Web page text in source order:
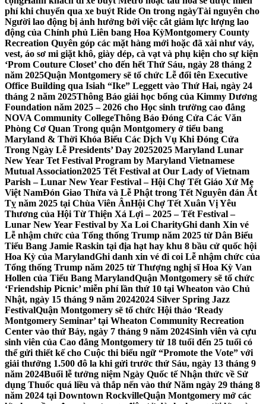
phí khi chuyển qua xe buýt Ride On trong ngàyTài nguyên cho
Người lao động bị ảnh hưởng bởi việc cắt giảm lực lượng lao
động của Chính phủ Liên bang Hoa KỳMontgomery County
Recreation Quyên góp các mặt hàng mới hoặc đã xài như váy,
vest, áo sơ mi giặt khô, giày dép, cà vạt và phụ kiện cho sự kiện
‘Prom Couture Closet’ cho đến hết Thứ Sáu, ngày 28 tháng 2
năm 2025Quận Montgomery sẽ tổ chức Lễ đổi tên Executive
Office Building qua Isiah “Ike” Leggett vào Thứ Hai, ngày 24
tháng 2 năm 2025Thông Báo giải học bổng của Kimmy Dương
Foundation năm 2025 – 2026 cho Học sinh trường cao đẳng
NOVA Community CollegeThông Báo Đóng Cửa Các Văn
Phòng Cơ Quan Trong quận Montgomery ở tiểu bang
Maryland & Thời Khóa Biểu Các Dịch Vụ Khi Đóng Cửa
Trong Ngày Lễ Presidents’ Day 20252025 Maryland Lunar
New Year Tet Festival Program by Maryland Vietnamese
Mutual Association2025 Tết Festival at Our Lady of Vietnam
Parish – Lunar New Year Festival – Hội Chợ Tết Giáo Xứ Mẹ
Việt NamĐón Giao Thừa và Lễ Phật trong Tết Nguyên đán Ất
Tỵ năm 2025 tại Chùa Viên ÂnHội Chợ Tết Xuân Vị Yêu
Thương của Hội Từ Thiện Xá Lợi – 2025 – Tết Festival –
Lunar New Year Festival by Xa Loi CharityGhi danh Xin vé
Lễ nhậm chức của Tổng thống Trump năm 2025 từ Dân Biểu
Tiểu Bang Jamie Raskin tại địa hạt hay khu 8 bầu cử quốc hội
Hoa Kỳ của MarylandGhi danh xin vé đi coi Lễ nhậm chức của
Tổng thống Trump năm 2025 từ Thượng nghị sĩ Hoa Kỳ Van
Hollen của Tiểu Bang MarylandQuận Montgomery sẽ tổ chức
‘Friendship Picnic’ miễn phí lần thứ 10 tại Wheaton vào Chủ
Nhật, ngày 15 tháng 9 năm 20242024 Silver Spring Jazz
FestivalQuận Montgomery sẽ tổ chức Hội thảo ‘Ready
Montgomery Seminar’ tại Wheaton Community Recreation
Center vào thứ Bảy, ngày 7 tháng 9 năm 2024Sinh viên và cựu
sinh viên của Cao đẳng Montgomery từ 18 tuổi đến 25 tuổi có
thể gửi thiết kế cho Cuộc thi biểu ngữ “Promote the Vote” với
giải thưởng 1.500 đô la khi gửi trước thứ Sáu, ngày 13 tháng 9
năm 2024Buổi lễ tưởng niệm Ngày Quốc tế Nhận thức về Sử
dụng Thuốc quá liều và thắp nến vào thứ Năm ngày 29 tháng 8
năm 2024 tại Downtown RockvilleQuận Montgomery mở các